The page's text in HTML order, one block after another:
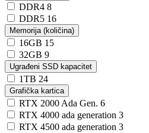
DDR4 8
DDR5 16
Memorija (količina)
16GB 15
32GB 9
Ugrađeni SSD kapacitet
1TB 24
Grafička kartica
RTX 2000 Ada Gen. 6
RTX 4000 ada generation 3
RTX 4500 ada generation 3